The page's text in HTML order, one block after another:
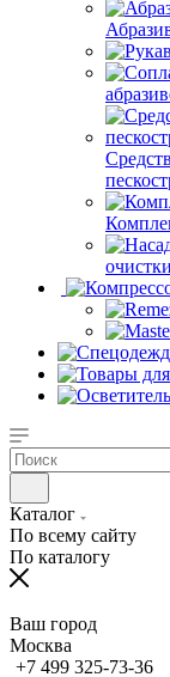
Каталог
По всему сайту
По каталогу
Ваш город
Москва
+7 499 325-73-36